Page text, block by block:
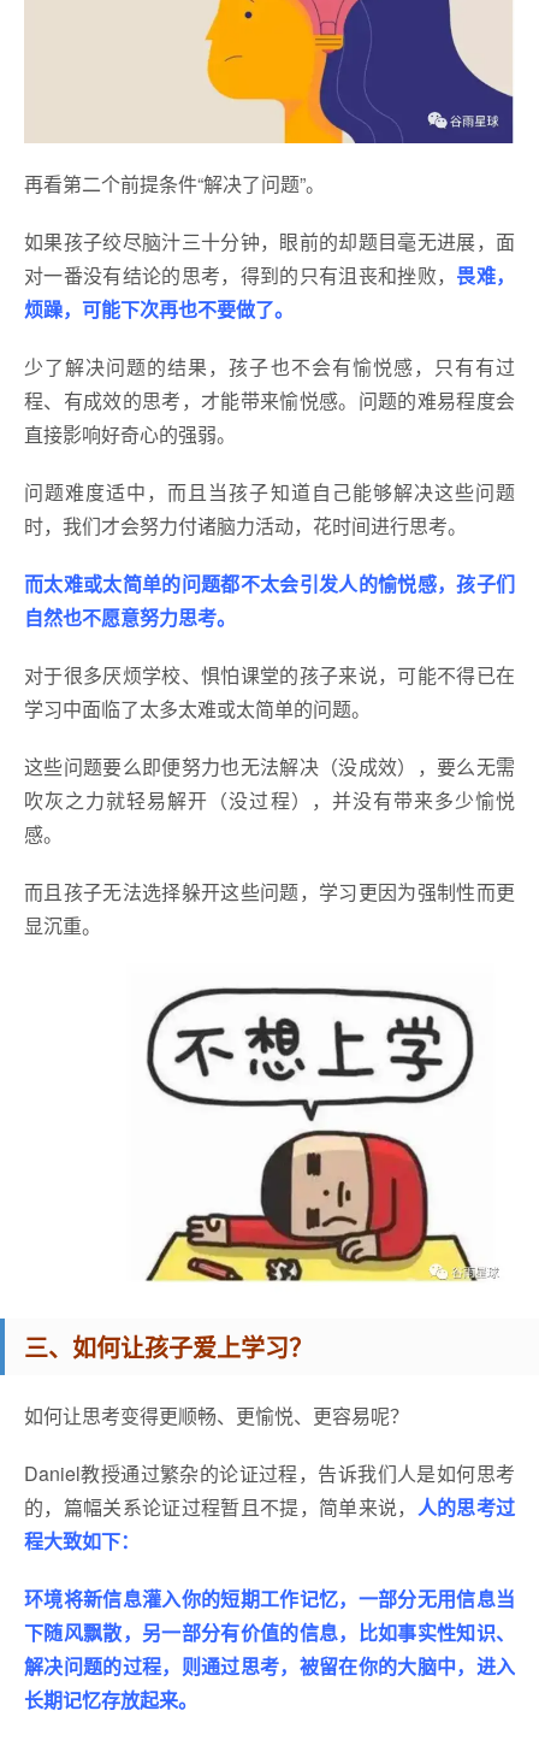
再看第二个前提条件“解决了问题”。
如果孩子绞尽脑汁三十分钟，眼前的却题目毫无进展，面
对一番没有结论的思考，得到的只有沮丧和挫败， 畏难，
烦躁，可能下次再也不要做了。
少了解决问题的结果，孩子也不会有愉悦感，只有有过
程、有成效的思考，才能带来愉悦感。问题的难易程度会
直接影响好奇心的强弱。
问题难度适中，而且当孩子知道自己能够解决这些问题
时，我们才会努力付诸脑力活动，花时间进行思考。
而太难或太简单的问题都不太会引发人的愉悦感，孩子们
自然也不愿意努力思考。
对于很多厌烦学校、惧怕课堂的孩子来说，可能不得已在
学习中面临了太多太难或太简单的问题。
这些问题要么即便努力也无法解决（没成效），要么无需
吹灰之力就轻易解开（没过程），并没有带来多少愉悦
感。
而且孩子无法选择躲开这些问题，学习更因为强制性而更
显沉重。
三、如何让孩子爱上学习？
如何让思考变得更顺畅、更愉悦、更容易呢？
Daniel教授通过繁杂的论证过程，告诉我们人是如何思考
的，篇幅关系论证过程暂且不提，简单来说， 人的思考过
程大致如下：
环境将新信息灌入你的短期工作记忆，一部分无用信息当
下随风飘散，另一部分有价值的信息，比如事实性知识、
解决问题的过程，则通过思考，被留在你的大脑中，进入
长期记忆存放起来。